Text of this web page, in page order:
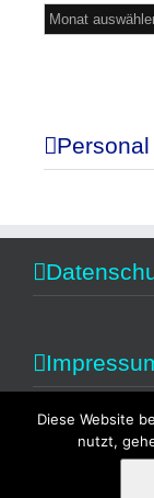
Mein
Blog
Copyright
Diese Website
nutzt,